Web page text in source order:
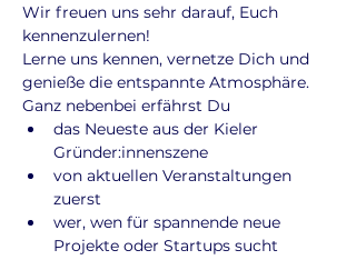
Wir freuen uns sehr darauf, Euch
kennenzulernen!
Lerne uns kennen, vernetze Dich und
genieße die entspannte Atmosphäre.
Ganz nebenbei erfährst Du
das Neueste aus der Kieler
Gründer:innenszene
von aktuellen Veranstaltungen
zuerst
wer, wen für spannende neue
Projekte oder Startups sucht